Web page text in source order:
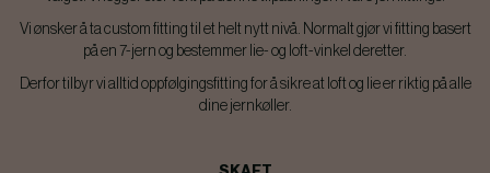
Vi ønsker å ta custom fitting til et helt nytt nivå. Normalt gjør vi fitting basert
på en 7-jern og bestemmer lie- og loft-vinkel deretter.
Derfor tilbyr vi alltid oppfølgingsfitting for å sikre at loft og lie er riktig på alle
dine jernkøller.